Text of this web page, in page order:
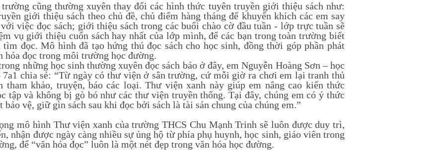
cũng thường xuyên thay đổi các hình thức tuyên truyền giới thiệu sách như:
giới thiệu sách theo chủ đề, chủ điểm hàng tháng để khuyến khích các em say
việc đọc sách; giới thiệu sách trong các buổi chào cờ đầu tuần - lớp trực tuần sẽ
vụ giới thiệu cuốn sách hay nhất của lớp mình, để các bạn trong toàn trường biết
tìm đọc. Mô hình đã tạo hứng thú đọc sách cho học sinh, đồng thời góp phần phát
hóa đọc trong môi trường học đường.
những học sinh thường xuyên đọc sách báo ở đây, em Nguyễn Hoàng Sơn – học
chia sẻ: “Từ ngày có thư viện ở sân trường, cứ mỗi giờ ra chơi em lại tranh thủ
tham khảo, truyện, báo các loại. Thư viện xanh này giúp em nâng cao kiến thức
tập và không bị gò bó như các thư viện truyền thống. Tại đây, chúng em có ý thức
bảo vệ, giữ gìn sách sau khi đọc bởi sách là tài sản chung của chúng em.”
mô hình Thư viện xanh của trường THCS Chu Mạnh Trinh sẽ luôn được duy trì,
nhận được ngày càng nhiều sự ủng hộ từ phía phụ huynh, học sinh, giáo viên trong
để “văn hóa đọc” luôn là một nét đẹp trong văn hóa học đường.